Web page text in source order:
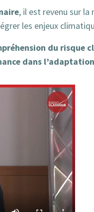
, il est revenu sur
les enjeux
du risque
dans l’adaptation